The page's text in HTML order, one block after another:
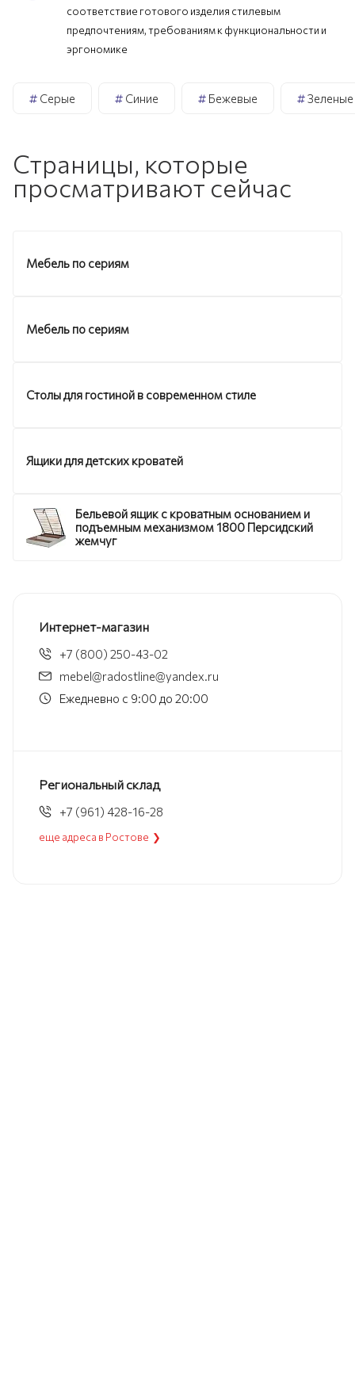
соответствие готового изделия стилевым
предпочтениям, требованиям к функциональности и
эргономике
# Серые # Синие # Бежевые #Зеленые
Страницы, которые
просматривают сейчас
Мебель по сериям
Мебель по сериям
Столы для гостиной в современном стиле
Ящики для детских кроватей
Бельевой ящик с кроватным основанием и
подъемным механизмом 1800 Персидский
жемчуг
Интернет-магазин
+7 (800) 250-43-02
mebel@radostline@yandex.ru
Ежедневно с 9:00 до 20:00
Региональный склад
+7 (961) 428-16-28
еще адреса в Ростове ❯